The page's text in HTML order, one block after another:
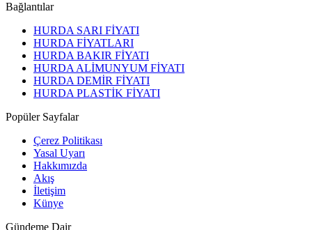
Bağlantılar
HURDA SARI FİYATI
HURDA FİYATLARI
HURDA BAKIR FİYATI
HURDA ALİMUNYUM FİYATI
HURDA DEMİR FİYATI
HURDA PLASTİK FİYATI
Popüler Sayfalar
Çerez Politikası
Yasal Uyarı
Hakkımızda
Akış
İletişim
Künye
Gündeme Dair